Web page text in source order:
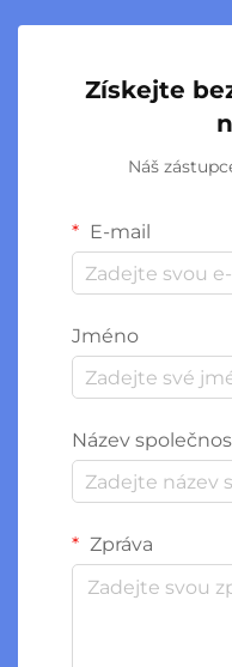
Získejte
Náš
E-mail
Jméno
Název
Zpráva